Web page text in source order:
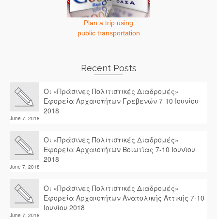
Plan a trip using
public transportation
Recent Posts
Οι «Πράσινες Πολιτιστικές Διαδρομές»
Εφορεία Αρχαιοτήτων Γρεβενών 7-10 Ιουνίου
2018
June 7, 2018
Οι «Πράσινες Πολιτιστικές Διαδρομές»
Εφορεία Αρχαιοτήτων Βοιωτίας 7-10 Ιουνίου
2018
June 7, 2018
Οι «Πράσινες Πολιτιστικές Διαδρομές»
Εφορεία Αρχαιοτήτων Ανατολικής Αττικής 7-10
Ιουνίου 2018
June 7, 2018